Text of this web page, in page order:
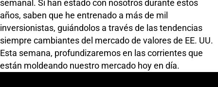
semanal. Si han estado con nosotros durante estos
años, saben que he entrenado a más de mil
inversionistas, guiándolos a través de las tendencias
siempre cambiantes del mercado de valores de EE. UU.
Esta semana, profundizaremos en las corrientes que
están moldeando nuestro mercado hoy en día.